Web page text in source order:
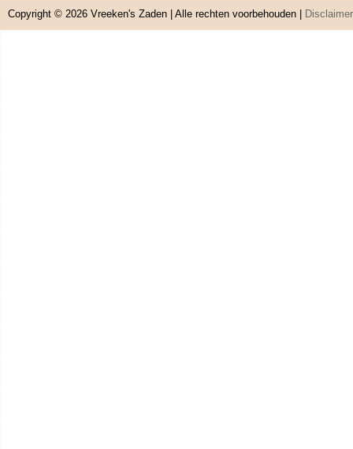
Copyright © 2026 Vreeken's Zaden | Alle rechten voorbehouden | Disclaimer